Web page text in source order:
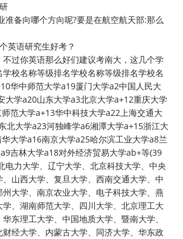
准备向哪个方向呢?要是在航空航天部:那么
英语研究生好考？
过你英语那么好们建议考南大，这几个学
校名称等级排名学校名称等级排名学校名
华中师范大学a19厦门大学a2中国人民大
大学a20山东大学a3北京大学a+12重庆大学
范大学a+13华中科技大学a22上海交通大
北大学a23河独峰学a6湘潭大学a+15浙江大
大学a16南京大学a25哈尔滨工业大学a8兰
吉林大学a18对外经济贸易大学ab+等(39
电力大学、辽宁大学、北京科技大学、中央
山西大学、复旦大学、西南交通大学、中
大学、南京农业大学、电子科技大学、燕
、湖南师范大学、四川大学、北京理工大
东理工大学、中国地质大学、暨南大学、
经大学、内蒙古大学、同济大学、华东政